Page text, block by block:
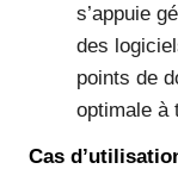
s’appuie
des
points de
optimale à
Cas